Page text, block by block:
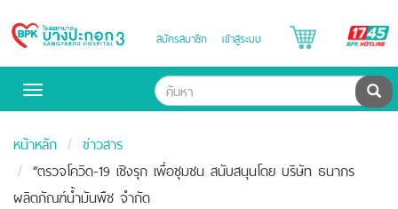
Bangpakok
สมัครสมาชิก เข้าสู่ระบบ
Toggle
ค้น
หน้าหลัก
ข่าวสาร
“ตรวจโควิด-19 เชิงรุก เพื่อชุมชน สนับสนุนโดย บริษัท ธนากร
ผลิตภัณฑ์น้ำมันพืช จำกัด